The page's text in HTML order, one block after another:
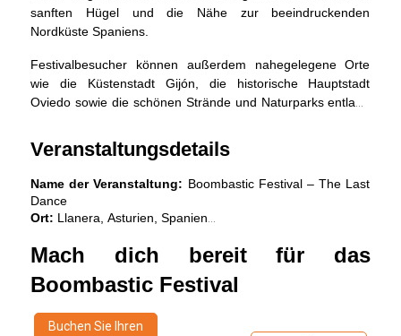
sanften Hügel und die Nähe zur beeindruckenden
Nordküste Spaniens.
Festivalbesucher können außerdem nahegelegene Orte
wie die Küstenstadt Gijón, die historische Hauptstadt
Oviedo sowie die schönen Strände und Naturparks entlang
Veranstaltungsdetails
Name der Veranstaltung: Boombastic Festival – The Last
Dance
Ort: Llanera, Asturien, Spanien
Offizielle Website: Boombastic Festival
Mach dich bereit für das
Boombastic Festival
Buchen Sie Ihren